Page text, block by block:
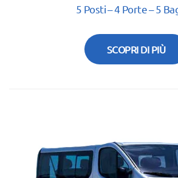
5 Posti – 4 Porte – 5
SCOPRI DI PIÙ